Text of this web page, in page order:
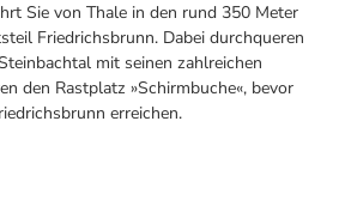
Sie von Thale in den rund 350 Meter
Friedrichsbrunn. Dabei durchqueren
mit seinen zahlreichen
den Rastplatz »Schirmbuche«, bevor
erreichen.